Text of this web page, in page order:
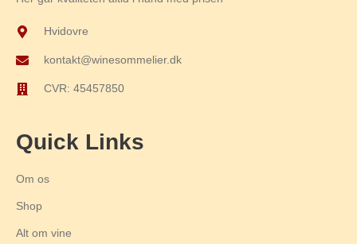
Hvidovre
kontakt@winesommelier.dk
CVR: 45457850
Quick Links
Om os
Shop
Alt om vine